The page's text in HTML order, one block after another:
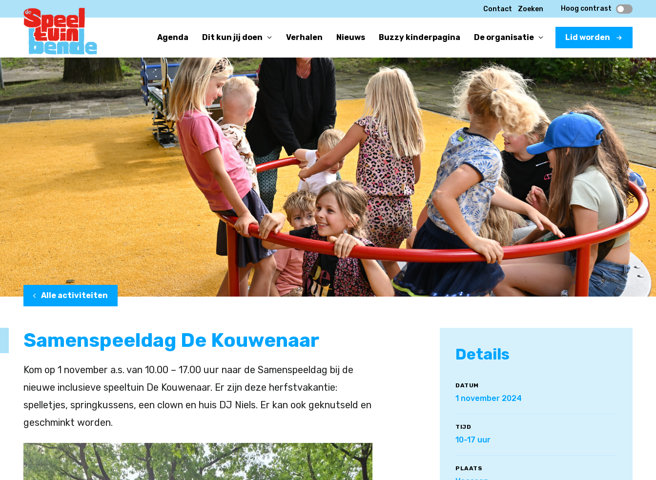
Contact Zoeken Hoog contrast
Agenda Dit kun jij doen Verhalen Nieuws Buzzy kinderpagina De organisatie Lid worden
Alle activiteiten
Samenspeeldag De Kouwenaar
Kom op 1 november a.s. van 10.00 – 17.00 uur naar de Samenspeeldag bij de
nieuwe inclusieve speeltuin De Kouwenaar. Er zijn deze herfstvakantie:
spelletjes, springkussens, een clown en huis DJ Niels. Er kan ook geknutseld en
geschminkt worden.
Details
DATUM
1 november 2024
TIJD
10-17 uur
PLAATS